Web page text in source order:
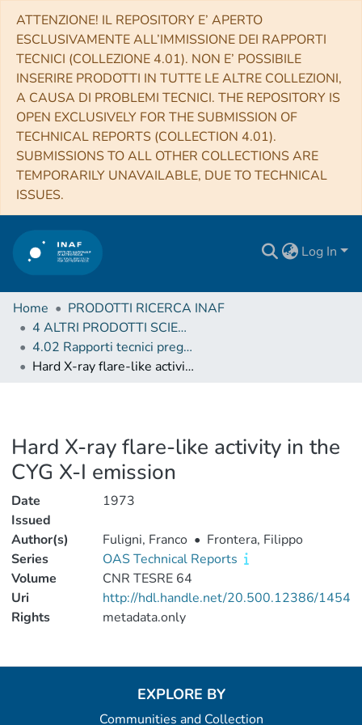
ATTENZIONE! IL REPOSITORY E’ APERTO
ESCLUSIVAMENTE ALL’IMMISSIONE DEI RAPPORTI
TECNICI (COLLEZIONE 4.01). NON E’ POSSIBILE
INSERIRE PRODOTTI IN TUTTE LE ALTRE COLLEZIONI,
A CAUSA DI PROBLEMI TECNICI. THE REPOSITORY IS
OPEN EXCLUSIVELY FOR THE SUBMISSION OF
TECHNICAL REPORTS (COLLECTION 4.01).
SUBMISSIONS TO ALL OTHER COLLECTIONS ARE
TEMPORARILY UNAVAILABLE, DUE TO TECHNICAL
ISSUES.
Log In
Home
PRODOTTI RICERCA INAF
4 ALTRI PRODOTTI SCIENTIFICI (Other scientific products)
4.02 Rapporti tecnici pregressi
Hard X-ray flare-like activity in the CYG X-I emission
Hard X-ray flare-like activity in the
CYG X-I emission
Date
Issued
1973
Author(s) Fuligni, Franco • Frontera, Filippo
Series
OAS Technical Reports
Volume
CNR TESRE 64
Uri
http://hdl.handle.net/20.500.12386/1454
Rights
metadata.only
EXPLORE BY
Communities and Collection